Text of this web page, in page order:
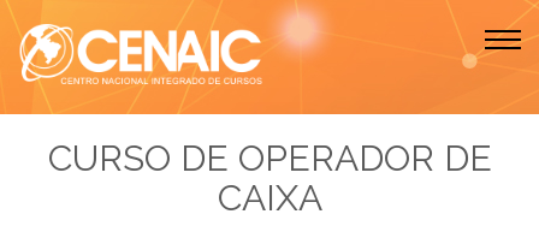
CURSO DE OPERADOR DE
CAIXA